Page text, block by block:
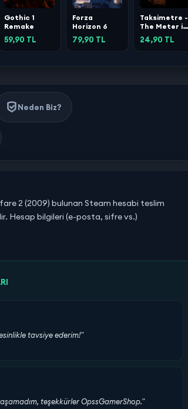
Gothic 1
Remake
59,90 TL
Forza
Horizon 6
79,90 TL
Taksimetre -
The Meter is
Running
24,90 TL
Neden Biz?
2 (2009) bulunan Steam hesabi teslim
Hesap bilgileri (e-posta, sifre vs.)
tavsiye ederim!"
teşekkürler OpssGamerShop."